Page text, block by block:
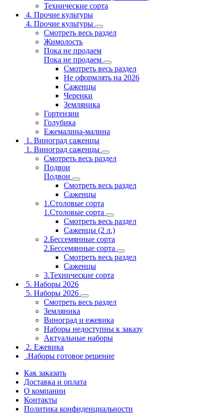
Технические сорта
4. Прочие культуры
4. Прочие культуры
Смотреть весь раздел
Жимолость
Пока не продаем
Пока не продаем
Смотреть весь раздел
Не оформлять на 2026
Саженцы
Черенки
Земляника
Гортензии
Голубика
Ежемалина-малина
1. Виноград саженцы
1. Виноград саженцы
Смотреть весь раздел
Подвои
Подвои
Смотреть весь раздел
Саженцы
1.Столовые сорта
1.Столовые сорта
Смотреть весь раздел
Саженцы (2 л.)
2.Бессемянные сорта
2.Бессемянные сорта
Смотреть весь раздел
Саженцы
3.Технические сорта
5. Наборы 2026
5. Наборы 2026
Смотреть весь раздел
Земляника
Виноград и ежевика
Наборы недоступны к заказу
Актуальные наборы
2. Ежевика
.Наборы готовое решение
Как заказать
Доставка и оплата
О компании
Контакты
Политика конфиденциальности